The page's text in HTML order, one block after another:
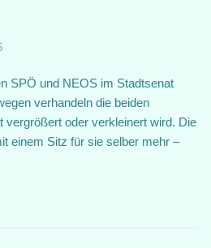
SPÖ und NEOS im Stadtsenat
verhandeln die beiden
vergrößert oder verkleinert wird. Die
einem Sitz für sie selber mehr –